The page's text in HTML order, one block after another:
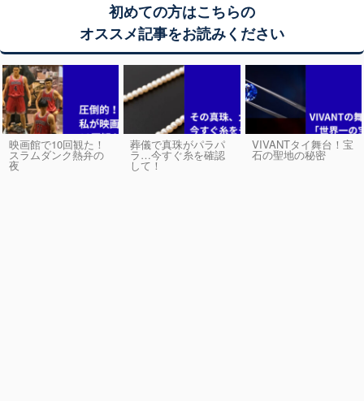
初めての方はこちらの
オススメ記事をお読みください
映画館で10回観た！
スラムダンク熱弁の
夜
葬儀で真珠がパラパ
ラ…今すぐ糸を確認
して！
VIVANTタイ舞台！宝
石の聖地の秘密